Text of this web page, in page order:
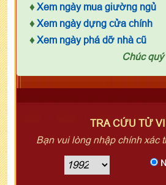
♦ Xem ngày mua giường ngủ
♦ Xem ngày dựng cửa chính
♦ Xem ngày phá dỡ nhà cũ
Chúc
TRA CỨU TỬ
Bạn vui lòng nhập chính xác